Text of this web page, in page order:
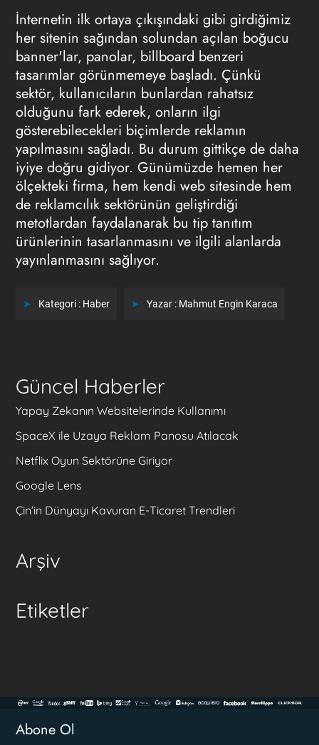
İnternetin ilk ortaya çıkışındaki gibi girdiğimiz
her sitenin sağından solundan açılan boğucu
banner'lar, panolar, billboard benzeri
tasarımlar görünmemeye başladı. Çünkü
sektör, kullanıcıların bunlardan rahatsız
olduğunu fark ederek, onların ilgi
gösterebilecekleri biçimlerde reklamın
yapılmasını sağladı. Bu durum gittikçe de daha
iyiye doğru gidiyor. Günümüzde hemen her
ölçekteki firma, hem kendi web sitesinde hem
de reklamcılık sektörünün geliştirdiği
metotlardan faydalanarak bu tip tanıtım
ürünlerinin tasarlanmasını ve ilgili alanlarda
yayınlanmasını sağlıyor.
Kategori : Haber Yazar : Mahmut Engin Karaca
Güncel Haberler
Yapay Zekanın Websitelerinde Kullanımı
SpaceX ile Uzaya Reklam Panosu Atılacak
Netflix Oyun Sektörüne Giriyor
Google Lens
Çin’in Dünyayı Kavuran E-Ticaret Trendleri
Arşiv
Etiketler
Abone Ol